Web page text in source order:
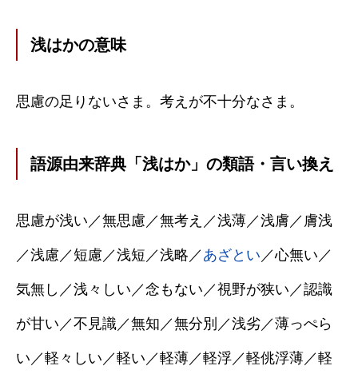
浅はかの意味
思慮の足りないさま。考えが不十分なさま。
語源由来辞典「浅はか」の類語・言い換え
思慮が浅い／無思慮／無考え／浅薄／浅膚／膚浅
／浅慮／短慮／浅短／浅略／ あざとい ／心無い／
気無し／浅々しい／念もない／視野が狭い／認識
が甘い／不見識／無知／無分別／浅劣／薄っぺら
い／軽々しい／軽い／軽薄／軽浮／軽佻浮薄／軽